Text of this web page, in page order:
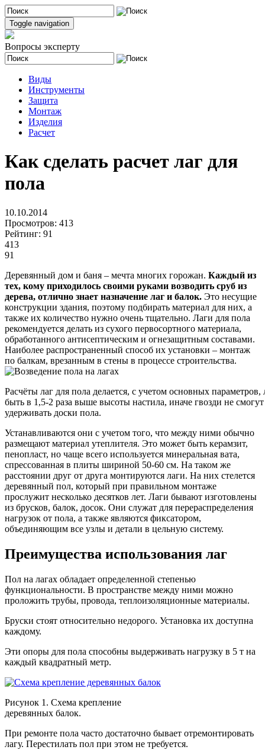
Toggle navigation
Вопросы эксперту
Виды
Инструменты
Защита
Монтаж
Изделия
Расчет
Как сделать расчет лаг для
пола
10.10.2014
Просмотров: 413
Рейтинг: 91
413
91
Деревянный дом и баня – мечта многих горожан. Каждый из
тех, кому приходилось своими руками возводить сруб из
дерева, отлично знает назначение лаг и балок. Это несущие
конструкции здания, поэтому подбирать материал для них, а
также их количество нужно очень тщательно. Лаги для пола
рекомендуется делать из сухого первосортного материала,
обработанного антисептическим и огнезащитным составами.
Наиболее распространенный способ их установки – монтаж
по балкам, врезанным в стены в процессе строительства.
Расчёты лаг для пола делается, с учетом основных
быть в 1,5-2 раза выше высоты настила, иначе гвозди не
удерживать доски пола.
Устанавливаются они с учетом того, что между ними обычно
размещают материал утеплителя. Это может быть керамзит,
пенопласт, но чаще всего используется минеральная вата,
спрессованная в плиты шириной 50-60 см. На таком же
расстоянии друг от друга монтируются лаги. На них стелется
деревянный пол, который при правильном монтаже
прослужит несколько десятков лет. Лаги бывают изготовлены
из брусков, балок, досок. Они служат для перераспределения
нагрузок от пола, а также являются фиксатором,
объединяющим все узлы и детали в цельную систему.
Преимущества использования лаг
Пол на лагах обладает определенной степенью
функциональности. В пространстве между ними можно
проложить трубы, провода, теплоизоляционные материалы.
Бруски стоят относительно недорого. Установка их доступна
каждому.
Эти опоры для пола способны выдерживать нагрузку в 5 т на
каждый квадратный метр.
Рисунок 1. Схема крепление
деревянных балок.
При ремонте пола часто достаточно бывает отремонтировать
лагу. Перестилать пол при этом не требуется.